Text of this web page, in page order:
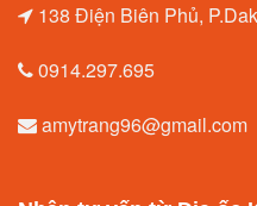
138 Điện Biên Phủ,
0914.297.695
amytrang96@gmail.com